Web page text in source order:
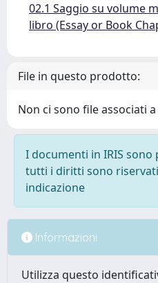
02.1 Saggio su volume
libro (Essay or Book
File in questo prodotto:
Non ci sono file associati
I documenti in IRIS
tutti i diritti sono
indicazione
Informazioni
Utilizza questo